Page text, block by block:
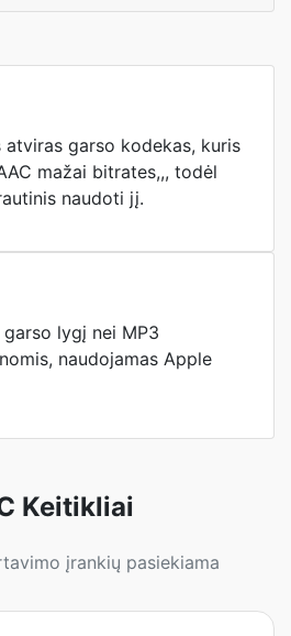
atviras garso kodekas, kuris
mažai bitrates,,, todėl
naudoti jį.
lygį nei MP3
naudojamas Apple
Keitikliai
įrankių pasiekiama